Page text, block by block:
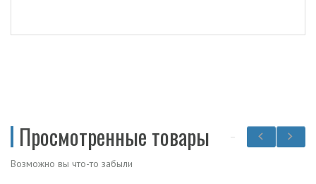
Просмотренные товары
Возможно вы что-то забыли